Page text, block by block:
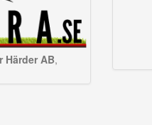
Härder AB,